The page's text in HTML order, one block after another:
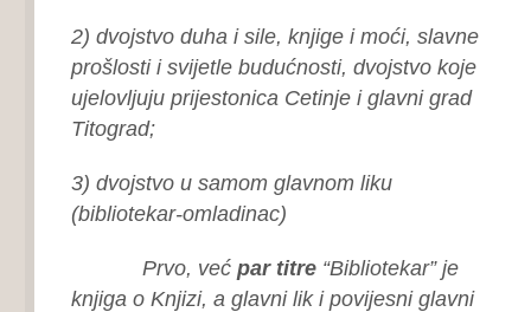
2) dvojstvo duha i sile, knjige i moći, slavne
prošlosti i svijetle budućnosti, dvojstvo koje
ujelovljuju prijestonica Cetinje i glavni grad
Titograd;
3) dvojstvo u samom glavnom liku
(bibliotekar-omladinac)
Prvo, već par titre“Bibliotekar” je
knjiga o Knjizi, a glavni lik i povijesni glavni